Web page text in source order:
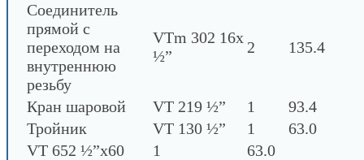
Соединитель
прямой с
переходом на
внутреннюю
резьбу
VTm 302 16х
½”
2 135.4
Кран шаровой VT 219 ½” 1
93.4
Тройник
VT 130 ½” 1
63.0
VT 652 ½”х60
1
63.0